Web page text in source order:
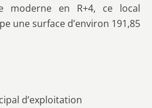
moderne en R+4, ce local
une surface d’environ 191,85
d’exploitation